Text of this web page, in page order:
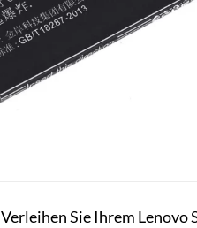
Verleihen Sie Ihrem Lenovo